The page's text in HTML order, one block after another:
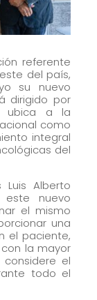
referente
del país,
su nuevo
dirigido por
ubica a la
como
integral
del
Alberto
este nuevo
el mismo
una
el paciente,
la mayor
el
todo el
la
en
usa